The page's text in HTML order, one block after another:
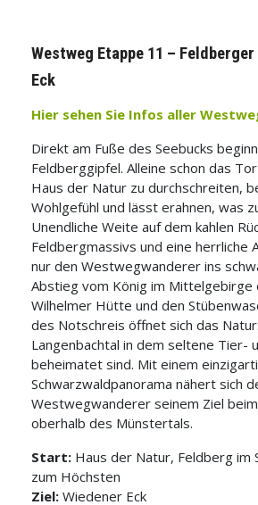
Westweg Etappe 11 –
Eck
Hier sehen Sie Infos aller
Direkt am Fuße des Seebucks
Feldberggipfel. Alleine schon das
Haus der Natur zu durchschreiten,
Wohlgefühl und lässt erahnen, was
Unendliche Weite auf dem kahlen
Feldbergmassivs und eine herrliche
nur den Westwegwanderer ins
Abstieg vom König im Mittelgebirge
Wilhelmer Hütte und den
des Notschreis öffnet sich das
Langenbachtal in dem seltene Tier-
beheimatet sind. Mit einem
Schwarzwaldpanorama nähert sich
Westwegwanderer seinem Ziel
oberhalb des Münstertals.
Start: Haus der Natur, Feldberg im
zum Höchsten
Ziel: Wiedener Eck